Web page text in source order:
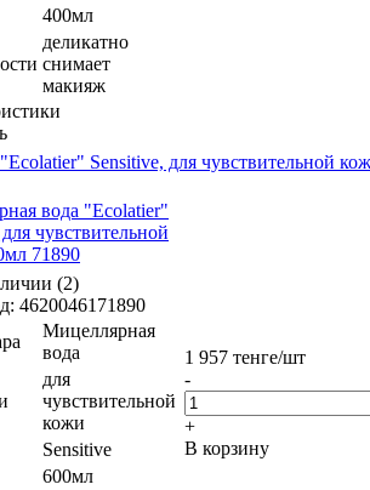
400мл
деликатно
снимает
макияж
Sensitive, для чувствительной
вода "Ecolatier"
чувствительной
71890
(2)
4620046171890
Мицеллярная
вода
для
чувствительной
кожи
Sensitive
600мл
1 957 тенге/шт
-
+
В корзину